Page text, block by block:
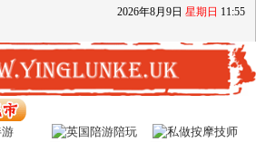
2026年8月 9日 星期日 11:55